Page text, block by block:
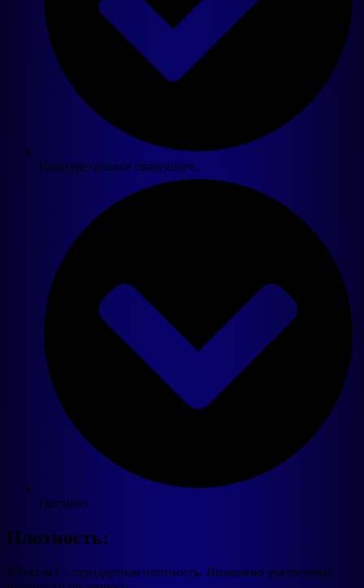
Полиуретановое связующее.
Пигмент
Плотность:
850 кг/м3 – стандартная плотность. Возможно увеличение